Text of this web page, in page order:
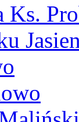
Ks.